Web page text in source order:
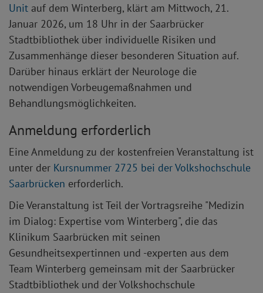
Unit auf dem Winterberg, klärt am Mittwoch, 21.
Januar 2026, um 18 Uhr in der Saarbrücker
Stadtbibliothek über individuelle Risiken und
Zusammenhänge dieser besonderen Situation auf.
Darüber hinaus erklärt der Neurologe die
notwendigen Vorbeugemaßnahmen und
Behandlungsmöglichkeiten.
Anmeldung erforderlich
Eine Anmeldung zu der kostenfreien Veranstaltung ist
unter der Kursnummer 2725 bei der Volkshochschule
Saarbrücken erforderlich.
Die Veranstaltung ist Teil der Vortragsreihe "Medizin
im Dialog: Expertise vom Winterberg", die das
Klinikum Saarbrücken mit seinen
Gesundheitsexpertinnen und -experten aus dem
Team Winterberg gemeinsam mit der Saarbrücker
Stadtbibliothek und der Volkshochschule